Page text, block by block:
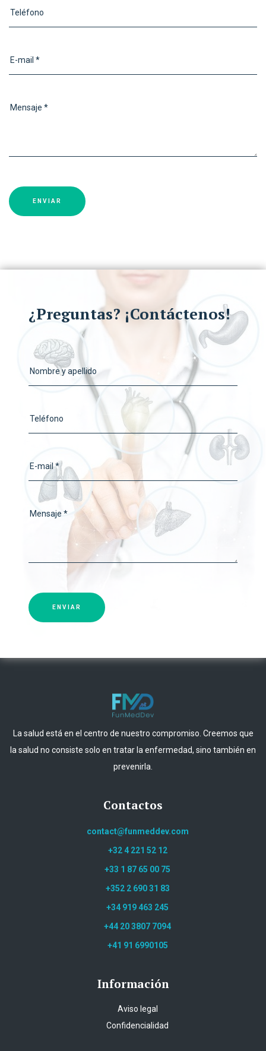
Teléfono
E-mail *
Mensaje *
ENVIAR
¿Preguntas? ¡Contáctenos!
Nombre y apellido
Teléfono
E-mail *
Mensaje *
ENVIAR
La salud está en el centro de nuestro compromiso. Creemos que
la salud no consiste solo en tratar la enfermedad, sino también en
prevenirla.
Contactos
contact@funmeddev.com
+32 4 221 52 12
+33 1 87 65 00 75
+352 2 690 31 83
+34 919 463 245
+44 20 3807 7094
+41 91 6990105
Información
Aviso legal
Confidencialidad